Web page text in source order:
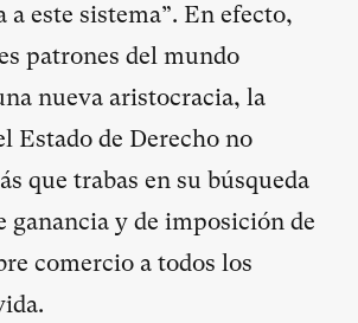
este sistema”. En efecto,
patrones del mundo
nueva aristocracia, la
Estado de Derecho no
que trabas en su búsqueda
ganancia y de imposición de
comercio a todos los